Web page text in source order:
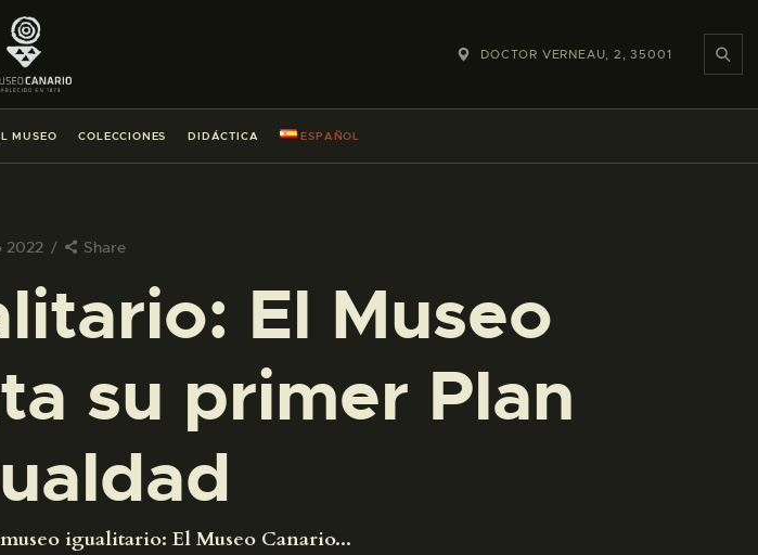
DOCTOR VERNEAU, 2, 35001
MUSEO COLECCIONES DIDÁCTICA ESPAÑOL
2022 Share
El Museo
su primer Plan
igualitario: El Museo Canario...